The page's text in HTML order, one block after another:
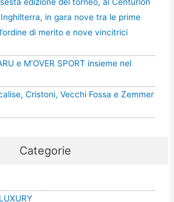
in gara nove tra le prime
di merito e nove vincitrici
e M’OVER SPORT insieme nel
Cristoni, Vecchi Fossa e Zemmer
Categorie